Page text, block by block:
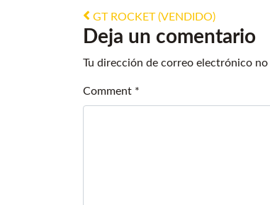
Post navigation
GT ROCKET (VENDIDO)
Deja un comentario
Tu dirección de correo electrónico no
Comment *